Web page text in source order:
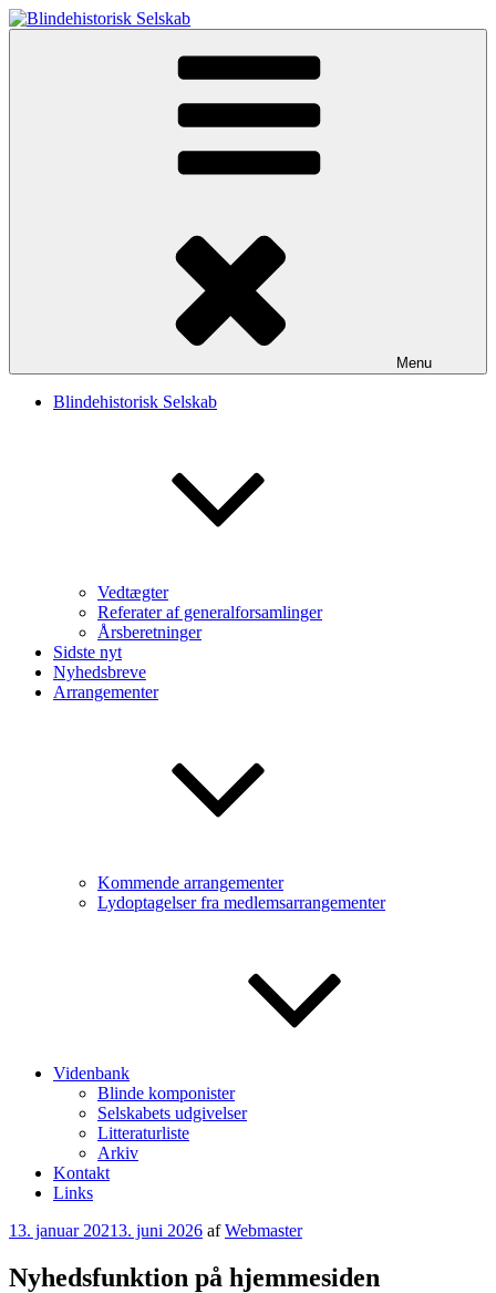
Videre
til
Velkommen til Blindehistorisk Selskab.
Menu
Blindehistorisk Selskab
Vedtægter
Referater af generalforsamlinger
Årsberetninger
Sidste nyt
Nyhedsbreve
Arrangementer
Kommende arrangementer
Lydoptagelser fra medlemsarrangementer
Videnbank
Blinde komponister
Selskabets udgivelser
Litteraturliste
Arkiv
Kontakt
Links
Udgivet
13. januar 20213. juni 2026 afWebmaster
Nyhedsfunktion på hjemmesiden